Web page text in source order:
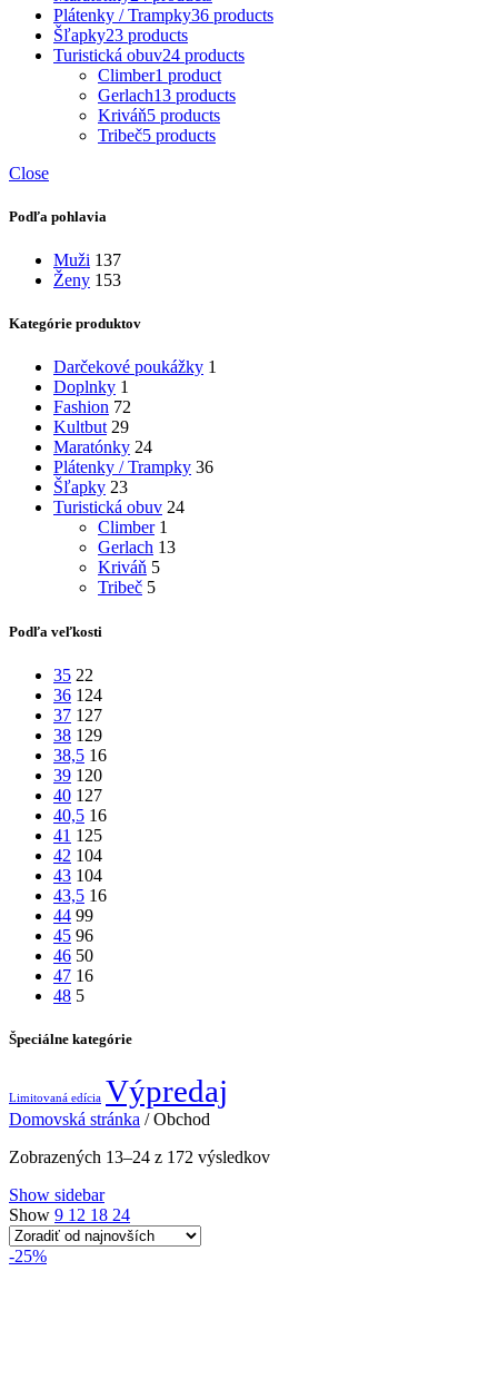
Plátenky / Trampky36 products
Šľapky23 products
Turistická obuv24 products
Climber1 product
Gerlach13 products
Kriváň5 products
Tribeč5 products
Close
Podľa pohlavia
Muži 137
Ženy 153
Kategórie produktov
Darčekové poukážky 1
Doplnky 1
Fashion 72
Kultbut 29
Maratónky 24
Plátenky / Trampky 36
Šľapky 23
Turistická obuv 24
Climber 1
Gerlach 13
Kriváň 5
Tribeč 5
Podľa veľkosti
35 22
36 124
37 127
38 129
38,5 16
39 120
40 127
40,5 16
41 125
42 104
43 104
43,5 16
44 99
45 96
46 50
47 16
48 5
Špeciálne kategórie
Limitovaná edícia Výpredaj
Domovská stránka /Obchod
Zobrazených 13–24 z 172 výsledkovZoradené
Show sidebar
Show 9 12 18 24
-25%